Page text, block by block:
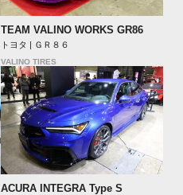
TEAM VALINO WORKS GR86
トヨタ | ＧＲ８６
VALINO TIRES
ACURA INTEGRA Type S